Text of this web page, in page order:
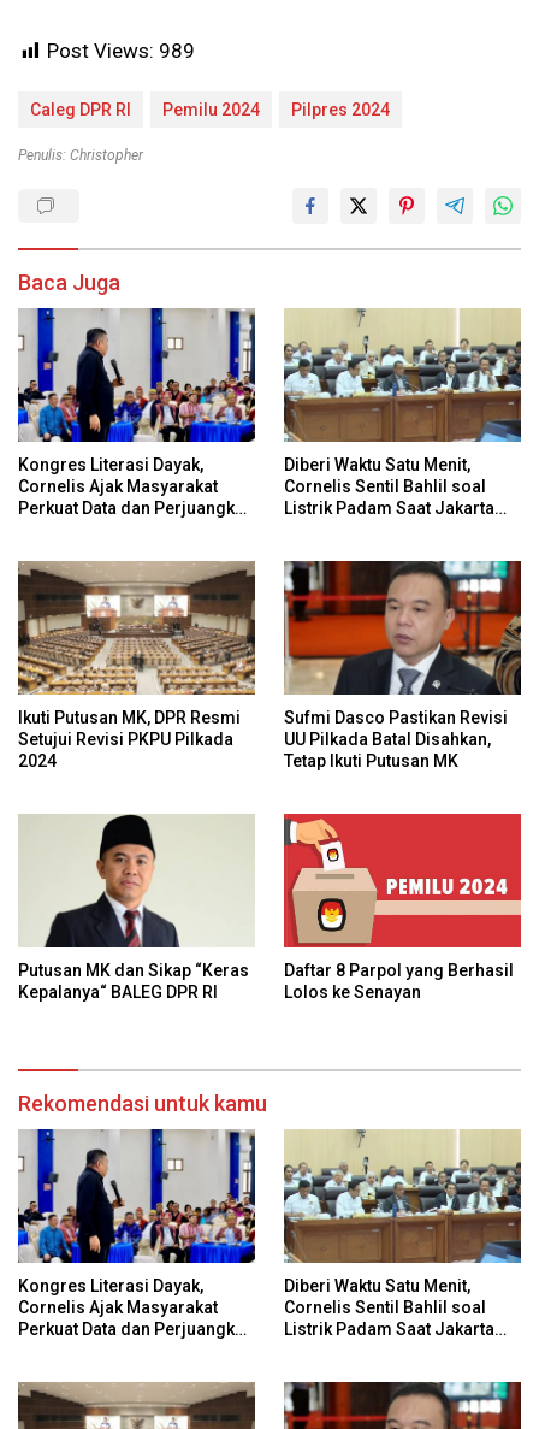
Post Views: 989
Caleg DPR RI Pemilu 2024 Pilpres 2024
Penulis: Christopher
Baca Juga
Kongres Literasi Dayak,
Cornelis Ajak Masyarakat
Perkuat Data dan Perjuangkan
Diberi Waktu Satu Menit,
Cornelis Sentil Bahlil soal
Listrik Padam Saat Jakarta
Ikuti Putusan MK, DPR Resmi
Setujui Revisi PKPU Pilkada
2024
Sufmi Dasco Pastikan Revisi
UU Pilkada Batal Disahkan,
Tetap Ikuti Putusan MK
Putusan MK dan Sikap “Keras
Kepalanya“ BALEG DPR RI
Daftar 8 Parpol yang Berhasil
Lolos ke Senayan
Rekomendasi untuk kamu
Kongres Literasi Dayak,
Cornelis Ajak Masyarakat
Perkuat Data dan Perjuangkan
Diberi Waktu Satu Menit,
Cornelis Sentil Bahlil soal
Listrik Padam Saat Jakarta